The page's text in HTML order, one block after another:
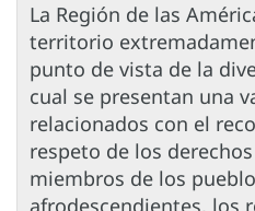
La Región de las
territorio
punto de vista de la
cual se presentan una
relacionados con el
respeto de los
miembros de los